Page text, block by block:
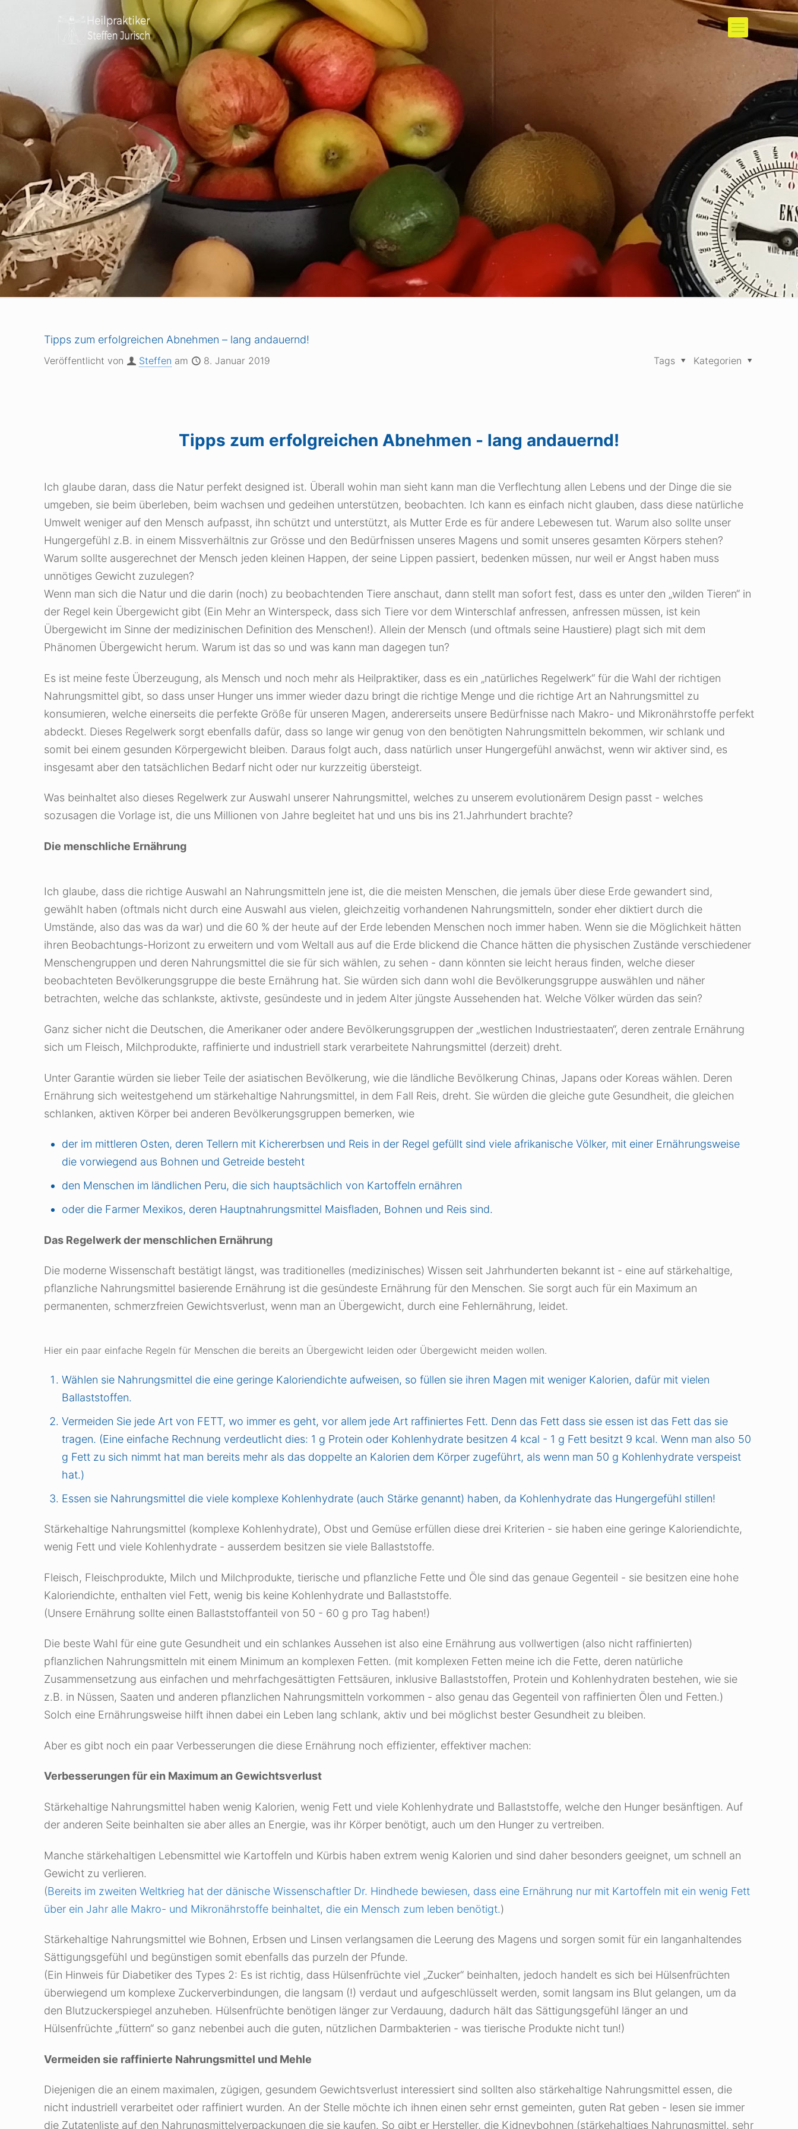
Tipps zum erfolgreichen Abnehmen – lang andauernd!
Veröffentlicht von Steffen am 8. Januar 2019 Kategorien
Tags
Tipps zum erfolgreichen Abnehmen - lang andauernd!
Ich glaube daran, dass die Natur perfekt designed ist. Überall wohin man sieht kann man die Verflechtung allen Lebens und der Dinge die sie
umgeben, sie beim überleben, beim wachsen und gedeihen unterstützen, beobachten. Ich kann es einfach nicht glauben, dass diese natürliche
Umwelt weniger auf den Mensch aufpasst, ihn schützt und unterstützt, als Mutter Erde es für andere Lebewesen tut. Warum also sollte unser
Hungergefühl z.B. in einem Missverhältnis zur Grösse und den Bedürfnissen unseres Magens und somit unseres gesamten Körpers stehen?
Warum sollte ausgerechnet der Mensch jeden kleinen Happen, der seine Lippen passiert, bedenken müssen, nur weil er Angst haben muss
unnötiges Gewicht zuzulegen?
Wenn man sich die Natur und die darin (noch) zu beobachtenden Tiere anschaut, dann stellt man sofort fest, dass es unter den „wilden Tieren“ in
der Regel kein Übergewicht gibt (Ein Mehr an Winterspeck, dass sich Tiere vor dem Winterschlaf anfressen, anfressen müssen, ist kein
Übergewicht im Sinne der medizinischen Definition des Menschen!). Allein der Mensch (und oftmals seine Haustiere) plagt sich mit dem
Phänomen Übergewicht herum. Warum ist das so und was kann man dagegen tun?
Es ist meine feste Überzeugung, als Mensch und noch mehr als Heilpraktiker, dass es ein „natürliches Regelwerk“ für die Wahl der richtigen
Nahrungsmittel gibt, so dass unser Hunger uns immer wieder dazu bringt die richtige Menge und die richtige Art an Nahrungsmittel zu
konsumieren, welche einerseits die perfekte Größe für unseren Magen, andererseits unsere Bedürfnisse nach Makro- und Mikronährstoffe perfekt
abdeckt. Dieses Regelwerk sorgt ebenfalls dafür, dass so lange wir genug von den benötigten Nahrungsmitteln bekommen, wir schlank und
somit bei einem gesunden Körpergewicht bleiben. Daraus folgt auch, dass natürlich unser Hungergefühl anwächst, wenn wir aktiver sind, es
insgesamt aber den tatsächlichen Bedarf nicht oder nur kurzzeitig übersteigt.
Was beinhaltet also dieses Regelwerk zur Auswahl unserer Nahrungsmittel, welches zu unserem evolutionärem Design passt - welches
sozusagen die Vorlage ist, die uns Millionen von Jahre begleitet hat und uns bis ins 21.Jahrhundert brachte?
Die menschliche Ernährung
Ich glaube, dass die richtige Auswahl an Nahrungsmitteln jene ist, die die meisten Menschen, die jemals über diese Erde gewandert sind,
gewählt haben (oftmals nicht durch eine Auswahl aus vielen, gleichzeitig vorhandenen Nahrungsmitteln, sonder eher diktiert durch die
Umstände, also das was da war) und die 60 % der heute auf der Erde lebenden Menschen noch immer haben. Wenn sie die Möglichkeit hätten
ihren Beobachtungs-Horizont zu erweitern und vom Weltall aus auf die Erde blickend die Chance hätten die physischen Zustände verschiedener
Menschengruppen und deren Nahrungsmittel die sie für sich wählen, zu sehen - dann könnten sie leicht heraus finden, welche dieser
beobachteten Bevölkerungsgruppe die beste Ernährung hat. Sie würden sich dann wohl die Bevölkerungsgruppe auswählen und näher
betrachten, welche das schlankste, aktivste, gesündeste und in jedem Alter jüngste Aussehenden hat. Welche Völker würden das sein?
Ganz sicher nicht die Deutschen, die Amerikaner oder andere Bevölkerungsgruppen der „westlichen Industriestaaten“, deren zentrale Ernährung
sich um Fleisch, Milchprodukte, raffinierte und industriell stark verarbeitete Nahrungsmittel (derzeit) dreht.
Unter Garantie würden sie lieber Teile der asiatischen Bevölkerung, wie die ländliche Bevölkerung Chinas, Japans oder Koreas wählen. Deren
Ernährung sich weitestgehend um stärkehaltige Nahrungsmittel, in dem Fall Reis, dreht. Sie würden die gleiche gute Gesundheit, die gleichen
schlanken, aktiven Körper bei anderen Bevölkerungsgruppen bemerken, wie
der im mittleren Osten, deren Tellern mit Kichererbsen und Reis in der Regel gefüllt sind viele afrikanische Völker, mit einer Ernährungsweise
die vorwiegend aus Bohnen und Getreide besteht
den Menschen im ländlichen Peru, die sich hauptsächlich von Kartoffeln ernähren
oder die Farmer Mexikos, deren Hauptnahrungsmittel Maisfladen, Bohnen und Reis sind.
Das Regelwerk der menschlichen Ernährung
Die moderne Wissenschaft bestätigt längst, was traditionelles (medizinisches) Wissen seit Jahrhunderten bekannt ist - eine auf stärkehaltige,
pflanzliche Nahrungsmittel basierende Ernährung ist die gesündeste Ernährung für den Menschen. Sie sorgt auch für ein Maximum an
permanenten, schmerzfreien Gewichtsverlust, wenn man an Übergewicht, durch eine Fehlernährung, leidet.
Hier ein paar einfache Regeln für Menschen die bereits an Übergewicht leiden oder Übergewicht meiden wollen.
Wählen sie Nahrungsmittel die eine geringe Kaloriendichte aufweisen, so füllen sie ihren Magen mit weniger Kalorien, dafür mit vielen
Ballaststoffen.
Vermeiden Sie jede Art von FETT, wo immer es geht, vor allem jede Art raffiniertes Fett. Denn das Fett dass sie essen ist das Fett das sie
tragen. (Eine einfache Rechnung verdeutlicht dies: 1 g Protein oder Kohlenhydrate besitzen 4 kcal - 1 g Fett besitzt 9 kcal. Wenn man also 50
g Fett zu sich nimmt hat man bereits mehr als das doppelte an Kalorien dem Körper zugeführt, als wenn man 50 g Kohlenhydrate verspeist
hat.)
Essen sie Nahrungsmittel die viele komplexe Kohlenhydrate (auch Stärke genannt) haben, da Kohlenhydrate das Hungergefühl stillen!
Stärkehaltige Nahrungsmittel (komplexe Kohlenhydrate), Obst und Gemüse erfüllen diese drei Kriterien - sie haben eine geringe Kaloriendichte,
wenig Fett und viele Kohlenhydrate - ausserdem besitzen sie viele Ballaststoffe.
Fleisch, Fleischprodukte, Milch und Milchprodukte, tierische und pflanzliche Fette und Öle sind das genaue Gegenteil - sie besitzen eine hohe
Kaloriendichte, enthalten viel Fett, wenig bis keine Kohlenhydrate und Ballaststoffe.
(Unsere Ernährung sollte einen Ballaststoffanteil von 50 - 60 g pro Tag haben!)
Die beste Wahl für eine gute Gesundheit und ein schlankes Aussehen ist also eine Ernährung aus vollwertigen (also nicht raffinierten)
pflanzlichen Nahrungsmitteln mit einem Minimum an komplexen Fetten. (mit komplexen Fetten meine ich die Fette, deren natürliche
Zusammensetzung aus einfachen und mehrfachgesättigten Fettsäuren, inklusive Ballaststoffen, Protein und Kohlenhydraten bestehen, wie sie
z.B. in Nüssen, Saaten und anderen pflanzlichen Nahrungsmitteln vorkommen - also genau das Gegenteil von raffinierten Ölen und Fetten.)
Solch eine Ernährungsweise hilft ihnen dabei ein Leben lang schlank, aktiv und bei möglichst bester Gesundheit zu bleiben.
Aber es gibt noch ein paar Verbesserungen die diese Ernährung noch effizienter, effektiver machen:
Verbesserungen für ein Maximum an Gewichtsverlust
Stärkehaltige Nahrungsmittel haben wenig Kalorien, wenig Fett und viele Kohlenhydrate und Ballaststoffe, welche den Hunger besänftigen. Auf
der anderen Seite beinhalten sie aber alles an Energie, was ihr Körper benötigt, auch um den Hunger zu vertreiben.
Manche stärkehaltigen Lebensmittel wie Kartoffeln und Kürbis haben extrem wenig Kalorien und sind daher besonders geeignet, um schnell an
Gewicht zu verlieren.
(Bereits im zweiten Weltkrieg hat der dänische Wissenschaftler Dr. Hindhede bewiesen, dass eine Ernährung nur mit Kartoffeln mit ein wenig Fett
über ein Jahr alle Makro- und Mikronährstoffe beinhaltet, die ein Mensch zum leben benötigt.)
Stärkehaltige Nahrungsmittel wie Bohnen, Erbsen und Linsen verlangsamen die Leerung des Magens und sorgen somit für ein langanhaltendes
Sättigungsgefühl und begünstigen somit ebenfalls das purzeln der Pfunde.
(Ein Hinweis für Diabetiker des Types 2: Es ist richtig, dass Hülsenfrüchte viel „Zucker“ beinhalten, jedoch handelt es sich bei Hülsenfrüchten
überwiegend um komplexe Zuckerverbindungen, die langsam (!) verdaut und aufgeschlüsselt werden, somit langsam ins Blut gelangen, um da
den Blutzuckerspiegel anzuheben. Hülsenfrüchte benötigen länger zur Verdauung, dadurch hält das Sättigungsgefühl länger an und
Hülsenfrüchte „füttern“ so ganz nebenbei auch die guten, nützlichen Darmbakterien - was tierische Produkte nicht tun!)
Vermeiden sie raffinierte Nahrungsmittel und Mehle
Diejenigen die an einem maximalen, zügigen, gesundem Gewichtsverlust interessiert sind sollten also stärkehaltige Nahrungsmittel essen, die
nicht industriell verarbeitet oder raffiniert wurden. An der Stelle möchte ich ihnen einen sehr ernst gemeinten, guten Rat geben - lesen sie immer
die Zutatenliste auf den Nahrungsmittelverpackungen die sie kaufen. So gibt er Hersteller, die Kidneybohnen (stärkehaltiges Nahrungsmittel, sehr